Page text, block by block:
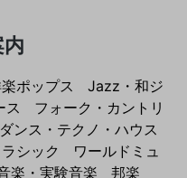
内
ポップス
Jazz・和ジ
ス
フォーク・カントリ
ダンス・テクノ・ハウス
シック
ワールドミュ
楽・実験音楽 邦楽